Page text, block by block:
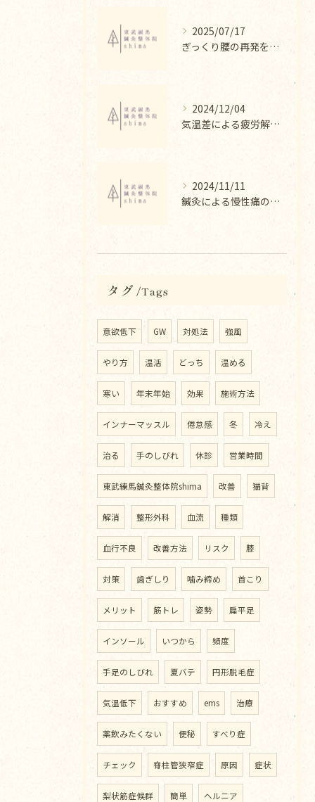
2025/07/17
ぎっくり腰の再発を防ぐ整体法
2024/12/04
気温差による疲労解消法と整体
2024/11/11
鍼灸による慢性痛の改善法
タグ Tags
意欲低下 GW 対処法 強風
やり方 温活 どっち 温める
寒い 年末年始 効果 施術方法
インナーマッスル 倦怠感 冬 冷え
治る 手のしびれ 休診 営業時間
東武練馬鍼灸整体院shima 改善 猫背
解消 整形外科 血流 種類
血行不良 改善方法 リスク 膝
対策 歯ぎしり 噛み締め 首こり
メリット 筋トレ 姿勢 扁平足
インソール いつから 頻度
手足のしびれ 夏バテ 円形脱毛症
気温低下 おすすめ ems 治療
薬飲みたくない 便秘 すべり症
チェック 脊柱管狭窄症 原因 症状
梨状筋症候群 簡単 ヘルニア